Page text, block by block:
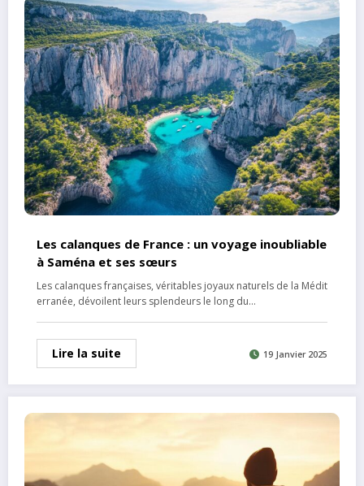
Les calanques de France : un voyage inoubliable
à Saména et ses sœurs
Les calanques françaises, véritables joyaux naturels de la Médit
erranée, dévoilent leurs splendeurs le long du…
Lire la suite 19 Janvier 2025